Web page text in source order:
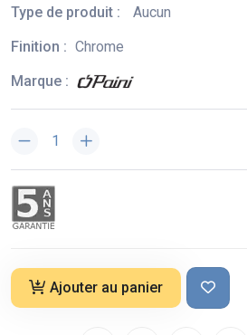
Type de produit :
Aucun
Finition : Chrome
Marque :
Ajouter au panier